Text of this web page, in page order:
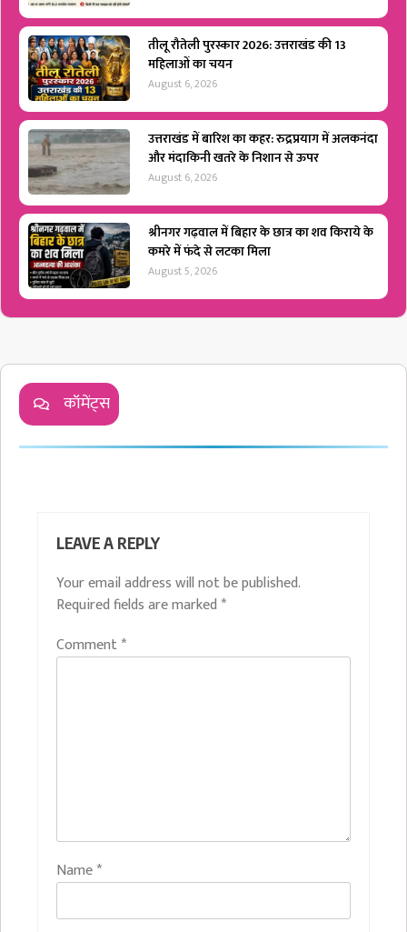
तीलू रौतेली पुरस्कार 2026: उत्तराखंड की 13
महिलाओं का चयन
August 6, 2026
उत्तराखंड में बारिश का कहर: रुद्रप्रयाग में अलकनंदा
और मंदाकिनी खतरे के निशान से ऊपर
August 6, 2026
श्रीनगर गढ़वाल में बिहार के छात्र का शव किराये के
कमरे में फंदे से लटका मिला
August 5, 2026
कॉमेंट्स
LEAVE A REPLY
Your email address will not be published.
Required fields are marked *
Comment*
Name*